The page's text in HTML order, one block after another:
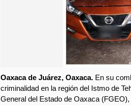
Oaxaca de Juárez, Oaxaca. En su
criminalidad en la región del Istmo de
General del Estado de Oaxaca